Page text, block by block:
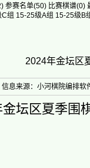
参赛名单(50) 比赛棋谱(0)
C组 15-25级A组 15-25级B
2024年金坛区
信息来源：小河棋院编排软
坛区夏季围